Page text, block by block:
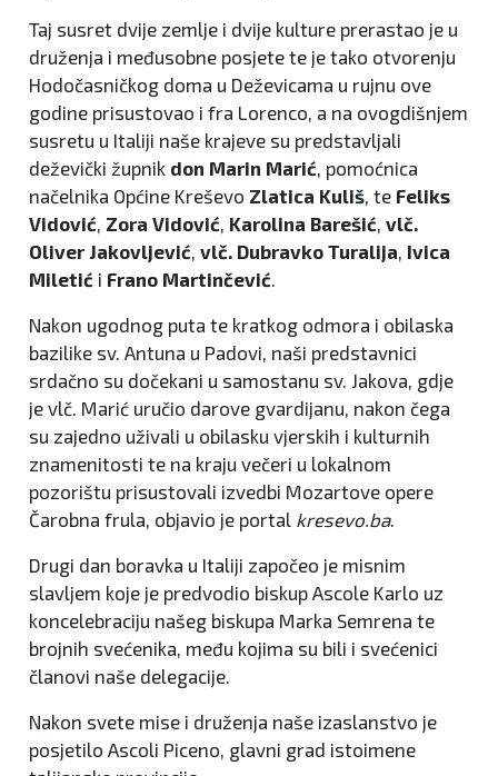
Taj susret dvije zemlje i dvije kulture prerastao je u
druženja i međusobne posjete te je tako otvorenju
Hodočasničkog doma u Deževicama u rujnu ove
godine prisustovao i fra Lorenco, a na ovogdišnjem
susretu u Italiji naše krajeve su predstavljali
deževički župnik don Marin Marić , pomoćnica
načelnika Općine Kreševo Zlatica Kuliš , te Feliks
Vidović Zora Vidović Karolina Barešić vlč.
Oliver Jakovljević vlč. Dubravko Turalija Ivica
Miletić i Frano Martinčević
Nakon ugodnog puta te kratkog odmora i obilaska
bazilike sv. Antuna u Padovi, naši predstavnici
srdačno su dočekani u samostanu sv. Jakova, gdje
je vlč. Marić uručio darove gvardijanu, nakon čega
su zajedno uživali u obilasku vjerskih i kulturnih
znamenitosti te na kraju večeri u lokalnom
pozorištu prisustovali izvedbi Mozartove opere
Čarobna frula, objavio je portal kresevo.ba.
Drugi dan boravka u Italiji započeo je misnim
slavljem koje je predvodio biskup Ascole Karlo uz
koncelebraciju našeg biskupa Marka Semrena te
brojnih svećenika, među kojima su bili i svećenici
članovi naše delegacije.
Nakon svete mise i druženja naše izaslanstvo je
posjetilo Ascoli Piceno, glavni grad istoimene